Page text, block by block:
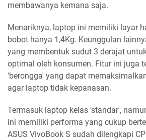
membawanya kemana saja.
Menariknya, laptop ini memiliki layar
bobot hanya 1,4Kg. Keunggulan
yang membentuk sudut 3 derajat
optimal oleh konsumen. Fitur ini juga
'berongga' yang dapat
agar laptop tidak kepanasan.
Termasuk laptop kelas 'standar',
ini memiliki performa yang cukup
ASUS VivoBook S sudah dilengkapi